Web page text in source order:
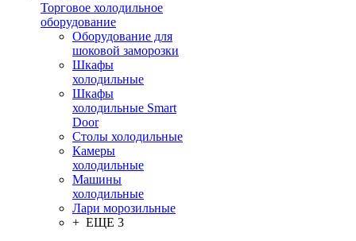
Торговое холодильное
оборудование
Оборудование для
шоковой заморозки
Шкафы
холодильные
Шкафы
холодильные Smart
Door
Столы холодильные
Камеры
холодильные
Машины
холодильные
Лари морозильные
+ ЕЩЕ 3